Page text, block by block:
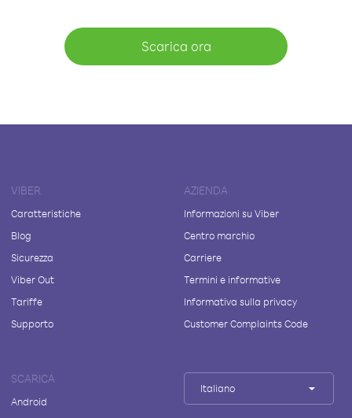
Scarica ora
VIBER
Caratteristiche
Blog
Sicurezza
Viber Out
Tariffe
Supporto
AZIENDA
Informazioni su Viber
Centro marchio
Carriere
Termini e informative
Informativa sulla privacy
Customer Complaints Code
SCARICA
Android
Italiano